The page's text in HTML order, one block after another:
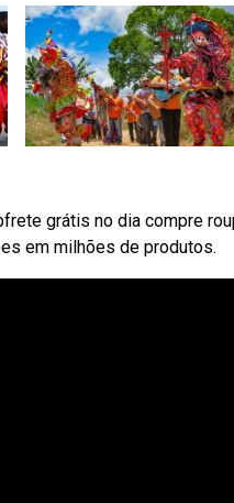
grátis no dia compre
em milhões de produtos.